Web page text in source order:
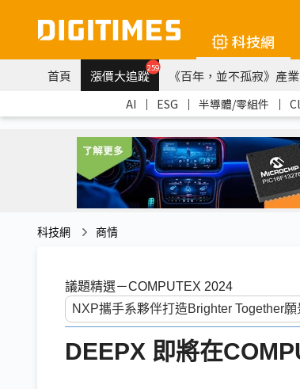
科技網
首頁 漲價大追蹤259 《百年，並不孤寂》產
AI ｜ ESG ｜ 半導體/零組件 ｜
科技網 商情
議題精選－COMPUTEX 2024
DEEPX 即將在